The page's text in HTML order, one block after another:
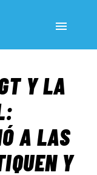
Y LA
A LAS
Y